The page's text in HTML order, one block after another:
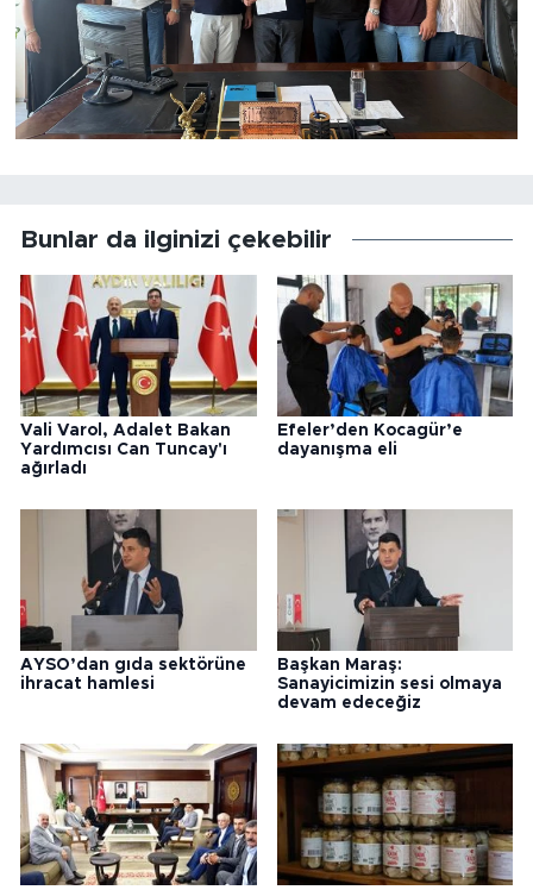
Bunlar da ilginizi çekebilir
Vali Varol, Adalet Bakan
Yardımcısı Can Tuncay'ı
ağırladı
Efeler’den Kocagür’e
dayanışma eli
AYSO’dan gıda sektörüne
ihracat hamlesi
Başkan Maraş:
Sanayicimizin sesi olmaya
devam edeceğiz